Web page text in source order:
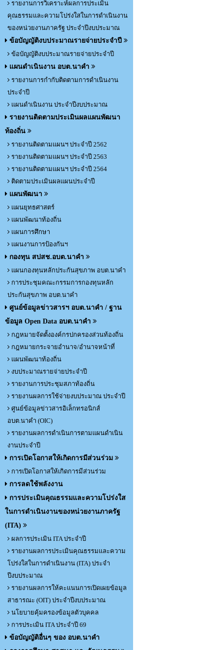
รายงานการวิเคราะห์ผลการประเมิน
คุณธรรมและความโปร่งใสในการดำเนินงาน
ของหน่วยงานภาครัฐ ประจำปีงบประมาณ
ข้อบัญญัติงบประมาณรายจ่ายประจำปี
ข้อบัญญัติงบประมาณรายจ่ายประจำปี
แผนดำเนินงาน อบต.นาคำ
รายงานการกำกับติดตามการดำเนินงาน
ประจำปี
แผนดำเนินงาน ประจำปีงบประมาณ
รายงานติดตามประเมินผลแผนพัฒนา
ท้องถิ่น
รายงานติดตามแผนฯ ประจำปี 2562
รายงานติดตามแผนฯ ประจำปี 2563
รายงานติดตามแผนฯ ประจำปี 2564
ติดตามประเมินผลแผนประจำปี
แผนพัฒนา
แผนยุทธศาสตร์
แผนพัฒนาท้องถิ่น
แผนการศึกษา
แผนงานการป้องกันฯ
กองทุน สปสช.อบต.นาคำ
แผนกองทุนหลักประกันสุขภาพ อบต.นาคำ
การประชุมคณะกรรมการกองทุนหลัก
ประกันสุขภาพ อบต.นาคำ
ศูนย์ข้อมูลข่าวสารฯ อบต.นาคำ / ฐาน
ข้อมูล Open Data อบต.นาคำ
กฎหมายจัดตั้งองค์กรปกครองส่วนท้องถิ่น
กฎหมายกระจายอำนาจ/อำนาจหน้าที่
แผนพัฒนาท้องถิ่น
งบประมาณรายจ่ายประจำปี
รายงานการประชุมสภาท้องถิ่น
รายงานผลการใช้จ่ายงบประมาณ ประจำปี
ศูนย์ข้อมูลข่าวสารอิเล็กทรอนิกส์
อบต.นาคำ (OIC)
รายงานผลการดำเนินการตามแผนดำเนิน
งานประจำปี
การเปิดโอกาสให้เกิดการมีส่วนร่วม
การเปิดโอกาสให้เกิดการมีส่วนร่วม
การลดใช้พลังงาน
การประเมินคุณธรรมและความโปร่งใส
ในการดำเนินงานของหน่วยงานภาครัฐ
(ITA)
ผลการประเมิน ITA ประจำปี
รายงานผลการประเมินคุณธรรมและความ
โปร่งใสในการดำเนินงาน (ITA) ประจำ
ปีงบประมาณ
รายงานผลการให้คะแนนการเปิดเผยข้อมูล
สาธารณะ (OIT) ประจำปีงบประมาณ
นโยบายคุ้มครองข้อมูลตัวบุคคล
การประเมิน ITA ประจำปี 69
ข้อบัญญัติอื่นๆ ของ อบต.นาคำ